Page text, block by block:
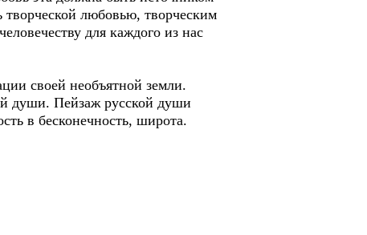
творческой любовью, творческим
для каждого из нас
своей необъятной земли.
души. Пейзаж русской души
в бесконечность, широта.